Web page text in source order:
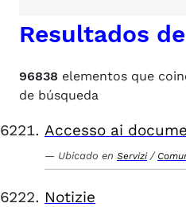
Resultados
96838 elementos que
de búsqueda
Accesso ai
Ubicado en Servizi /
Notizie